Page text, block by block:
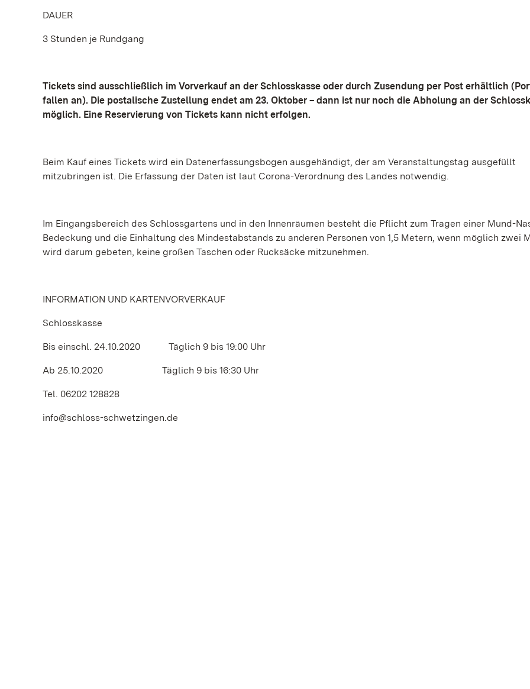
DAUER
3 Stunden je Rundgang
Tickets sind ausschließlich im Vorverkauf an der Schlosskasse oder durch Zusendung per Post erhältlich
fallen an). Die postalische Zustellung endet am 23. Oktober – dann ist nur noch die Abholung an der
möglich. Eine Reservierung von Tickets kann nicht erfolgen.
Beim Kauf eines Tickets wird ein Datenerfassungsbogen ausgehändigt, der am Veranstaltungstag ausgefüllt
mitzubringen ist. Die Erfassung der Daten ist laut Corona-Verordnung des Landes notwendig.
Im Eingangsbereich des Schlossgartens und in den Innenräumen besteht die Pflicht zum Tragen einer Mund-
Bedeckung und die Einhaltung des Mindestabstands zu anderen Personen von 1,5 Metern, wenn möglich zwei
wird darum gebeten, keine großen Taschen oder Rucksäcke mitzunehmen.
INFORMATION UND KARTENVORVERKAUF
Schlosskasse
Bis einschl. 24.10.2020 Täglich 9 bis 19:00 Uhr
Ab 25.10.2020 Täglich 9 bis 16:30 Uhr
Tel. 06202 128828
info@schloss-schwetzingen.de